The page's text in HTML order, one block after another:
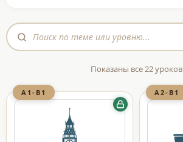
Показаны все 22 уроков
A1-B1 A2-B1